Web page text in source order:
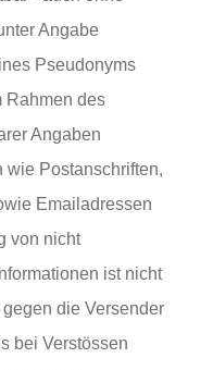
Angabe
Pseudonyms
Rahmen des
Angaben
wie Postanschriften,
Emailadressen
von nicht
ist nicht
die Versender
bei Verstössen